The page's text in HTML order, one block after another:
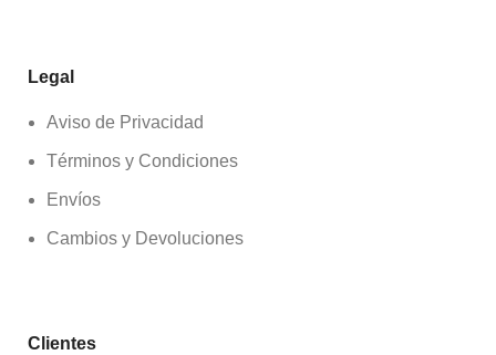
Legal
Aviso de Privacidad
Términos y Condiciones
Envíos
Cambios y Devoluciones
Clientes